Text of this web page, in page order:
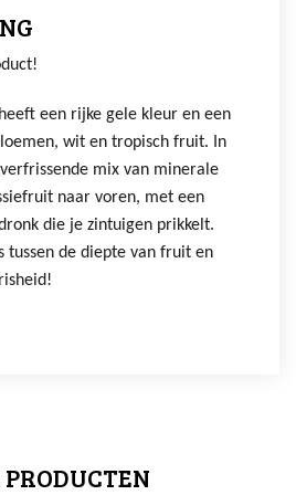
een rijke gele kleur en een
wit en tropisch fruit. In
mix van minerale
naar voren, met een
die je zintuigen prikkelt.
tussen de diepte van fruit en